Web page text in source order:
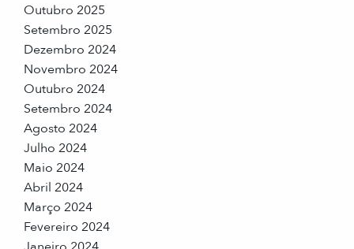
Outubro 2025
Setembro 2025
Dezembro 2024
Novembro 2024
Outubro 2024
Setembro 2024
Agosto 2024
Julho 2024
Maio 2024
Abril 2024
Março 2024
Fevereiro 2024